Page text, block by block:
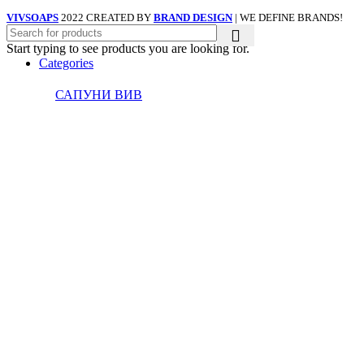
VIVSOAPS 2022 CREATED BY BRAND DESIGN| WE DEFINE BRANDS!
Start typing to see products you are looking for.
Categories
САПУНИ ВИВ